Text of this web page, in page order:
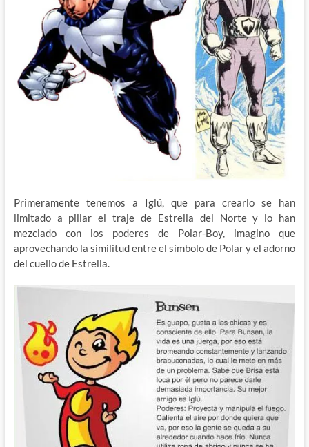
Primeramente tenemos a Iglú, que para crearlo se han
limitado a pillar el traje de Estrella del Norte y lo han
mezclado con los poderes de Polar-Boy, imagino que
aprovechando la similitud entre el símbolo de Polar y el adorno
del cuello de Estrella.